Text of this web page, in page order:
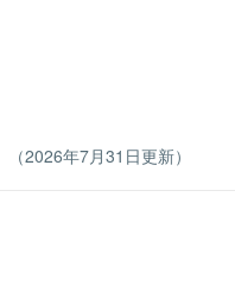
2026年7月31日更新）